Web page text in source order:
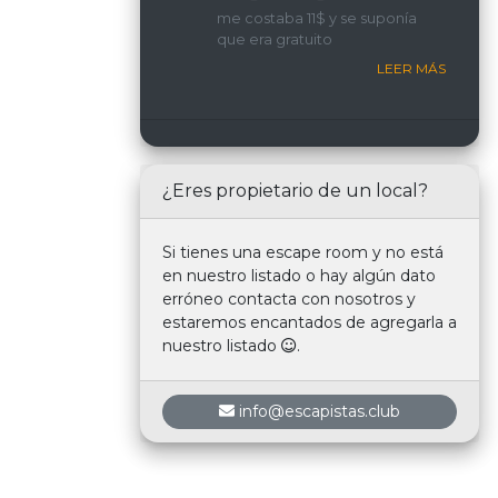
interacción constante con
nosotros.
me costaba 11$ y se suponía
que era gratuito
LEER MÁS
¿Eres propietario de un local?
Si tienes una escape room y no está
en nuestro listado o hay algún dato
erróneo contacta con nosotros y
estaremos encantados de agregarla a
nuestro listado
.
info@escapistas.club